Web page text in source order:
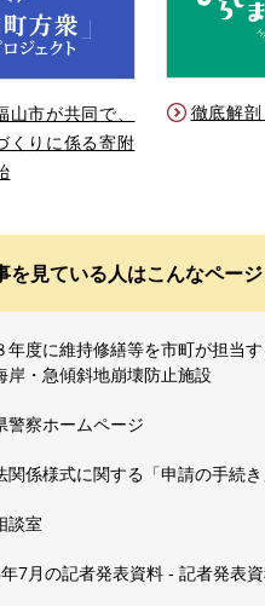
山市が共同で、
くりに係る寄附
徹底解
を見ている人はこんなペー
年度に維持修繕等を市町が担当
岸・急傾斜地崩壊防止施設
警察ホームページ
関係様式に関する「申請の手続
談室
7月の記者発表資料 - 記者発表